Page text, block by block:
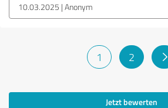
10.03.2025 Anonym
1 2
Jetzt bewerten